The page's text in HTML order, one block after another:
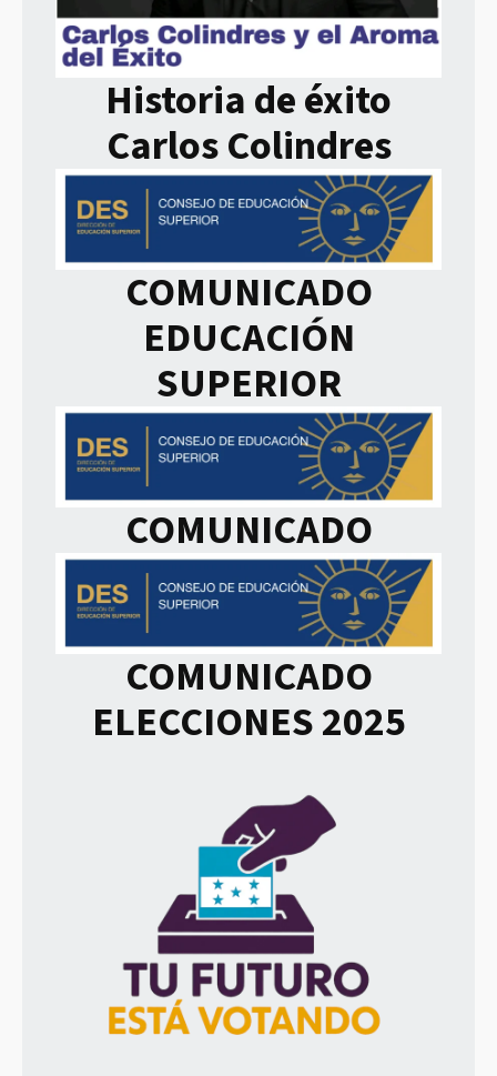
Historia de éxito
Carlos Colindres
COMUNICADO
EDUCACIÓN
SUPERIOR
COMUNICADO
COMUNICADO
ELECCIONES 2025